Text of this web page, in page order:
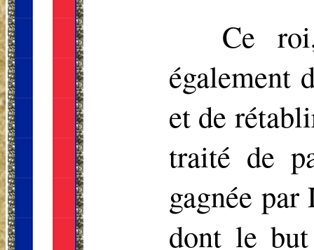
Ce
également
et de
traité de
gagnée
dont le